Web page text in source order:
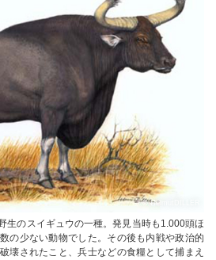
© HelmutDILLER
生のスイギュウの一種。発見当時も1.000頭ほ
の少ない動物でした。その後も内戦や政治的
壊されたこと、兵士などの食糧として捕まえ